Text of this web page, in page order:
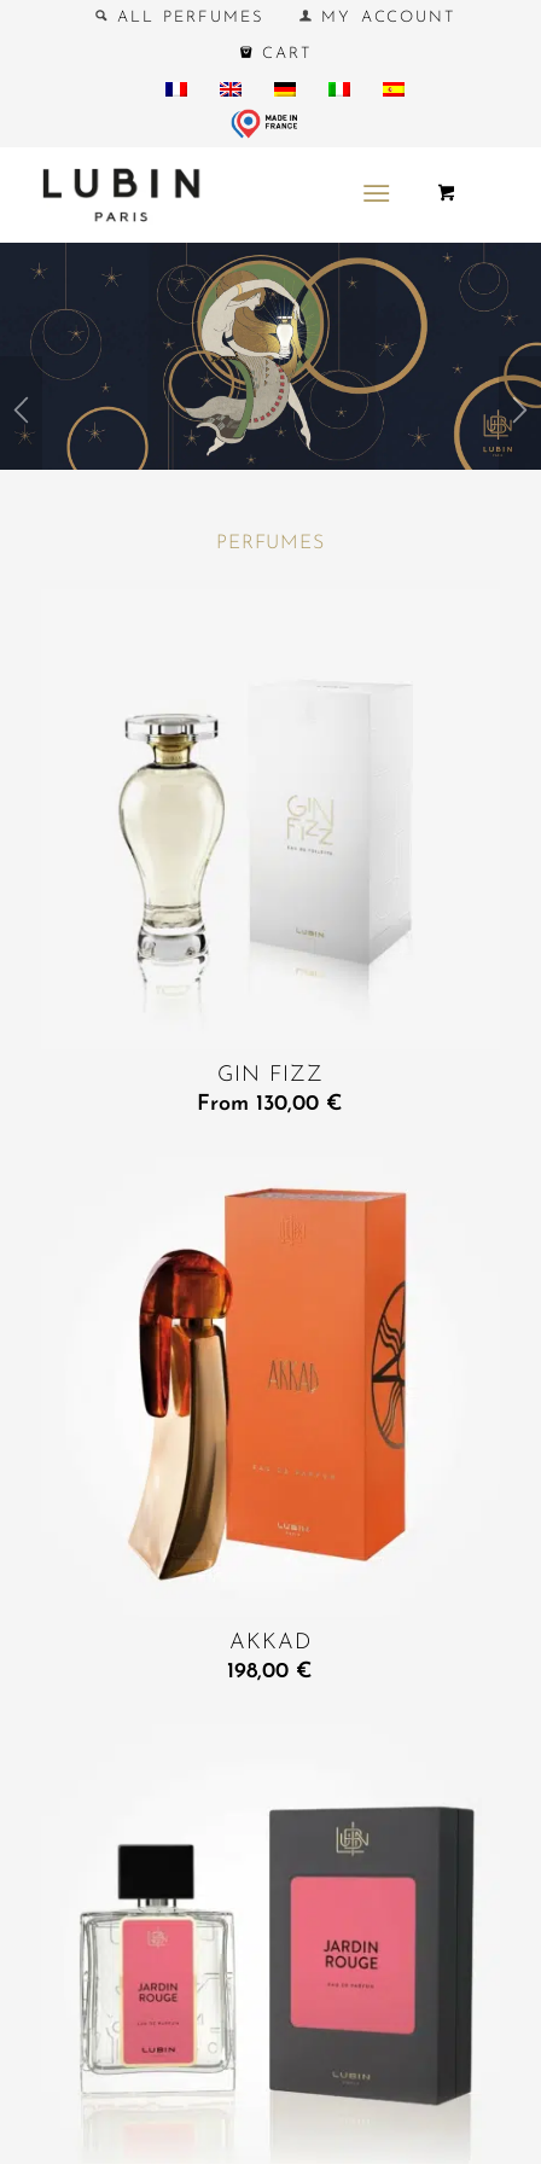
ALL PERFUMES MY ACCOUNT
CART
PERFUMES
GIN FIZZ
From 130,00 €
AKKAD
198,00 €